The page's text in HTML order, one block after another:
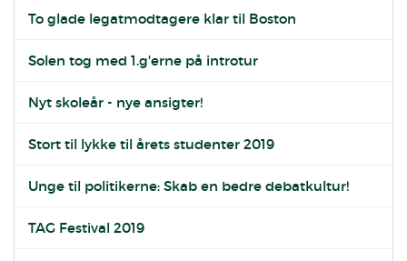
To glade legatmodtagere klar til Boston
Solen tog med 1.g'erne på introtur
Nyt skoleår - nye ansigter!
Stort til lykke til årets studenter 2019
Unge til politikerne: Skab en bedre debatkultur!
TAG Festival 2019